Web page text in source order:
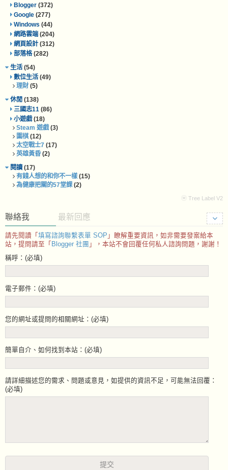
Blogger (372)
Google (277)
Windows (44)
網路雲端(204)
網頁設計(312)
部落格(282)
生活(54)
數位生活(49)
理財(5)
休閒 (138)
三國志11 (86)
小遊戲(18)
Steam 遊戲(3)
圍棋(12)
太空戰士7 (17)
英雄黃昏 (2)
閱讀 (17)
有錢人想的和你不一樣(15)
為健康把關的57堂課(2)
ⓦ Tree Label V2
聯絡我 最新回應
請先閱讀「 填寫諮詢聯繫表單 SOP 」瞭解重要資訊，如非需要發案給本
站，提問請至「 Blogger 社團 」，本站不會回覆任何私人諮詢問題，謝謝！
稱呼：(必填)
電子郵件：(必填)
您的網址或提問的相關網址：(必填)
簡單自介、如何找到本站：(必填)
請詳細描述您的需求、問題或意見，如提供的資訊不足，可能無法回覆：
(必填)